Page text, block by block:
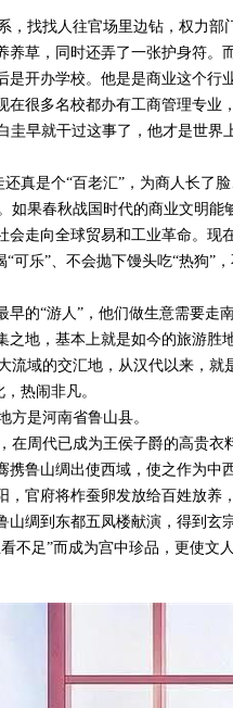
找找人往官场里边钻，权力部
草，同时还弄了一张护身符。
开办学校。他是是商业这个行
在很多名校都办有工商管理专业
圭早就干过这事了，他才是世界
真是个“百老汇”，为商人长了脸
果春秋战国时代的商业文明能
会走向全球贸易和工业革命。现
可乐”、不会抛下馒头吃“热狗”
的“游人”，他们做生意需要走
地，基本上就是如今的旅游胜地
域的交汇地，从汉代以来，就
热闹非凡。
是河南省鲁山县。
周代已成为王侯子爵的高贵衣
鲁山绸出使西域，使之作为中
，官府将柞蚕卵发放给百姓放养
山绸到东都五凤楼献演，得到玄
不足”而成为宫中珍品，更使文